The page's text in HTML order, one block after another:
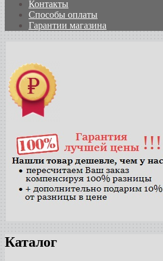
Контакты
Способы оплаты
Гарантии магазина
Каталог